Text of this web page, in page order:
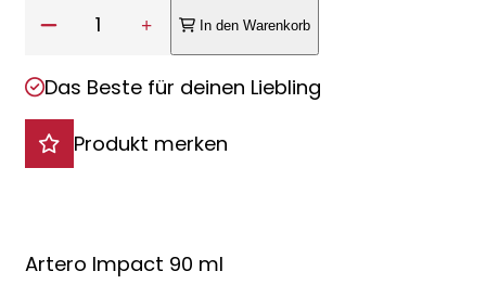
1 In den Warenkorb
Das Beste für deinen Liebling
Produkt merken
Artero Impact 90 ml